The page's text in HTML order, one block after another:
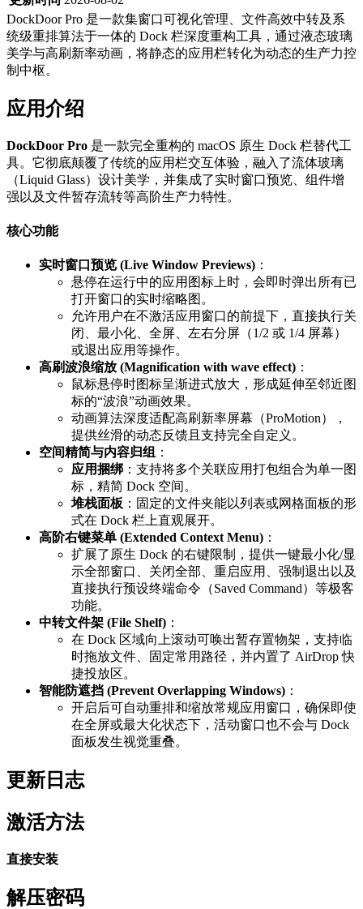
DockDoor Pro 是一款集窗口可视化管理、文件高效中转及系
统级重排算法于一体的 Dock 栏深度重构工具，通过液态玻璃
美学与高刷新率动画，将静态的应用栏转化为动态的生产力控
制中枢。
应用介绍
DockDoor Pro 是一款完全重构的 macOS 原生 Dock 栏替代工
具。它彻底颠覆了传统的应用栏交互体验，融入了流体玻璃
（Liquid Glass）设计美学，并集成了实时窗口预览、组件增
强以及文件暂存流转等高阶生产力特性。
核心功能
实时窗口预览 (Live Window Previews) ：
悬停在运行中的应用图标上时，会即时弹出所有已
打开窗口的实时缩略图。
允许用户在不激活应用窗口的前提下，直接执行关
闭、最小化、全屏、左右分屏（1/2 或 1/4 屏幕）
或退出应用等操作。
高刷波浪缩放 (Magnification with wave effect) ：
鼠标悬停时图标呈渐进式放大，形成延伸至邻近图
标的“波浪”动画效果。
动画算法深度适配高刷新率屏幕（ProMotion），
提供丝滑的动态反馈且支持完全自定义。
空间精简与内容归组 ：
应用捆绑 ：支持将多个关联应用打包组合为单一图
标，精简 Dock 空间。
堆栈面板 ：固定的文件夹能以列表或网格面板的形
式在 Dock 栏上直观展开。
高阶右键菜单 (Extended Context Menu) ：
扩展了原生 Dock 的右键限制，提供一键最小化/显
示全部窗口、关闭全部、重启应用、强制退出以及
直接执行预设终端命令（Saved Command）等极客
功能。
中转文件架 (File Shelf) ：
在 Dock 区域向上滚动可唤出暂存置物架，支持临
时拖放文件、固定常用路径，并内置了 AirDrop 快
捷投放区。
智能防遮挡 (Prevent Overlapping Windows) ：
开启后可自动重排和缩放常规应用窗口，确保即使
在全屏或最大化状态下，活动窗口也不会与 Dock
面板发生视觉重叠。
更新日志
激活方法
直接安装
解压密码